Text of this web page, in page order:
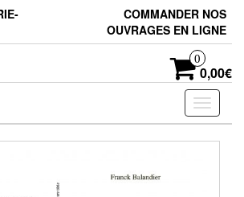
COMMANDER NOS
OUVRAGES EN LIGNE
0
0,00€
Toggle